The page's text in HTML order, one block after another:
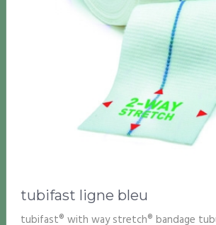
tubifast ligne bleu
tubifast® with way stretch® bandage